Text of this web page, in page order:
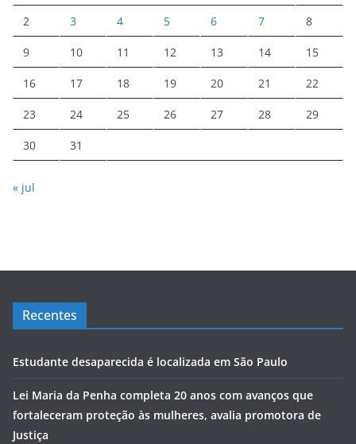
2 3 4 5 6 7 8
9 10 11 12 13 14 15
16 17 18 19 20 21 22
23 24 25 26 27 28 29
30 31
« jul
Recentes
Estudante desaparecida é localizada em São Paulo
Lei Maria da Penha completa 20 anos com avanços que
fortaleceram proteção às mulheres, avalia promotora de
Justiça